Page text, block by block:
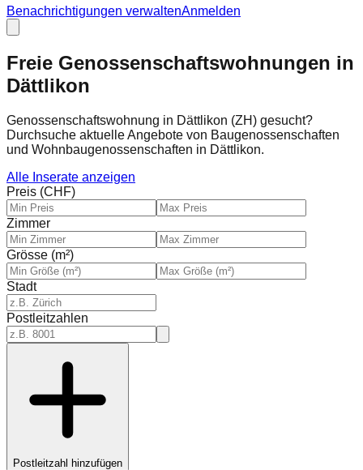
Benachrichtigungen verwaltenAnmelden
Freie Genossenschaftswohnungen in
Dättlikon
Genossenschaftswohnung in Dättlikon (ZH) gesucht?
Durchsuche aktuelle Angebote von Baugenossenschaften
und Wohnbaugenossenschaften in Dättlikon.
Alle Inserate anzeigen
Preis (CHF)
Zimmer
Grösse (m²)
Stadt
Postleitzahlen
Postleitzahl hinzufügen